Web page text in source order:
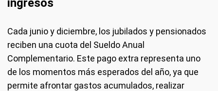
ingresos
Cada junio y diciembre, los jubilados y pensionados
reciben una cuota del Sueldo Anual
Complementario. Este pago extra representa uno
de los momentos más esperados del año, ya que
permite afrontar gastos acumulados, realizar